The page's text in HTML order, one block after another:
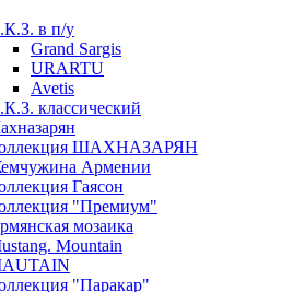
в п/у
Grand Sargis
URARTU
Avetis
классический
ШАХНАЗАРЯН
Армении
Гаясон
"Премиум"
мозаика
Mountain
"Паракар"